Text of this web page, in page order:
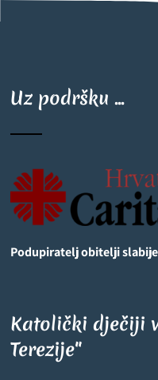
Uz podršku ...
Podupiratelj obitelji
Katolički dječiji
Terezije"